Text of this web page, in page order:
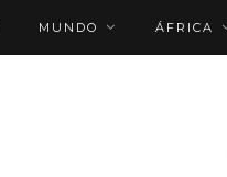
MUNDO ÁFRICA